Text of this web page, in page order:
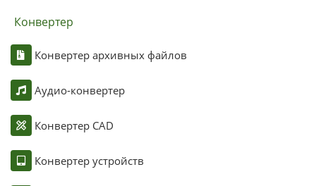
Конвертер
Конвертер архивных файлов
Аудио-конвертер
Конвертер CAD
Конвертер устройств